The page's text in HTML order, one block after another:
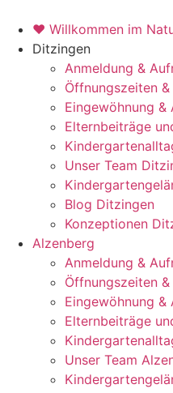
Inhalt
springen
♥ Willkommen im
Ditzingen
Anmeldung &
Öffnungszeiten
Eingewöhnung
Elternbeiträge
Unser Team
Blog Ditzingen
Konzeptionen
Alzenberg
Anmeldung &
Öffnungszeiten
Eingewöhnung
Elternbeiträge
Unser Team